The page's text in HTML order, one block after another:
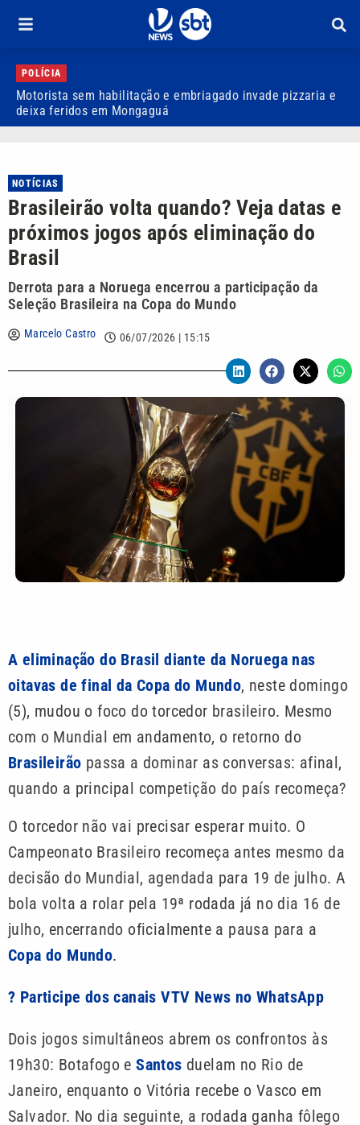
POLÍCIA
Motorista sem habilitação e embriagado invade pizzaria e
deixa feridos em Mongaguá
NOTÍCIAS
Brasileirão volta quando? Veja datas e
próximos jogos após eliminação do
Brasil
Derrota para a Noruega encerrou a participação da
Seleção Brasileira na Copa do Mundo
Marcelo Castro 06/07/2026 | 15:15
A eliminação do Brasil diante da Noruega nas
oitavas de final da Copa do Mundo, neste domingo
(5), mudou o foco do torcedor brasileiro. Mesmo
com o Mundial em andamento, o retorno do
Brasileirão passa a dominar as conversas: afinal,
quando a principal competição do país recomeça?
O torcedor não vai precisar esperar muito. O
Campeonato Brasileiro recomeça antes mesmo da
decisão do Mundial, agendada para 19 de julho. A
bola volta a rolar pela 19ª rodada já no dia 16 de
julho, encerrando oficialmente a pausa para a
Copa do Mundo.
? Participe dos canais VTV News no WhatsApp
Dois jogos simultâneos abrem os confrontos às
19h30: Botafogo eSantos duelam no Rio de
Janeiro, enquanto o Vitória recebe o Vasco em
Salvador. No dia seguinte, a rodada ganha fôlego